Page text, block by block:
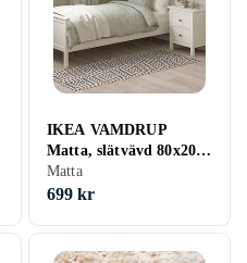
IKEA VAMDRUP
Matta, slätvävd 80x200
cm
Matta
699 kr